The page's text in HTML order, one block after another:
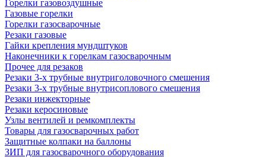
Горелки газовоздушные
Газовые горелки
Горелки газосварочные
Резаки газовые
Гайки крепления мундштуков
Наконечники к горелкам газосварочным
Прочее для резаков
Резаки 3-х трубные внутриголовочного смешения
Резаки 3-х трубные внутрисоплового смешения
Резаки инжекторные
Резаки керосиновые
Узлы вентилей и ремкомплекты
Товары для газосварочных работ
Защитные колпаки на баллоны
ЗИП для газосварочного оборудования